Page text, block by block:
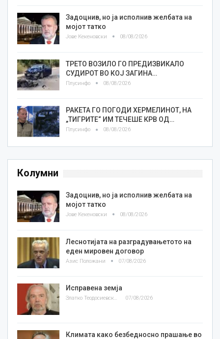
Задоцнив, но ја исполнив желбата на
мојот татко
Јове Кекеновски 08/08/2026
ТРЕТО ВОЗИЛО ГО ПРЕДИЗВИКАЛО
СУДИРОТ ВО КОЈ ЗАГИНА…
Плусинфо 08/08/2026
РАКЕТА ГО ПОГОДИ ХЕРМЕЛИНОТ, НА
„ТИГРИТЕ“ ИМ ТЕЧЕШЕ КРВ ОД…
Плусинфо 08/08/2026
Колумни
Задоцнив, но ја исполнив желбата на
мојот татко
Јове Кекеновски 08/08/2026
Леснотијата на разградувањетото на
еден мировен договор
Азис Положани 07/08/2026
Исправена земја
Златко Теодосиевски 07/08/2026
Климата како безбедносно прашање во